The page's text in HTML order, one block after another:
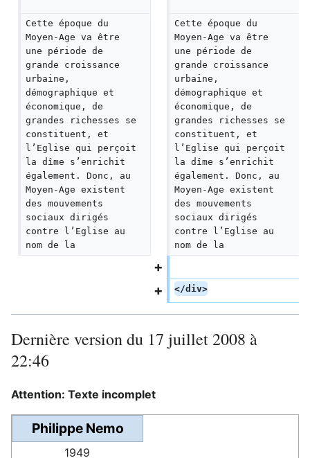
Cette époque du
Moyen-Age va être
une période de
grande croissance
urbaine,
démographique et
économique, de
grandes richesses se
constituent, et
l’Eglise qui perçoit
la dîme s’enrichit
également. Donc, au
Moyen-Age existent
des mouvements
sociaux dirigés
contre l’Eglise au
nom de la
Cette époque du
Moyen-Age va être
une période de
grande croissance
urbaine,
démographique et
économique, de
grandes richesses se
constituent, et
l’Eglise qui perçoit
la dîme s’enrichit
également. Donc, au
Moyen-Age existent
des mouvements
sociaux dirigés
contre l’Eglise au
nom de la
</div>
Dernière version du 17 juillet 2008 à
22:46
Attention: Texte incomplet
Philippe Nemo
1949